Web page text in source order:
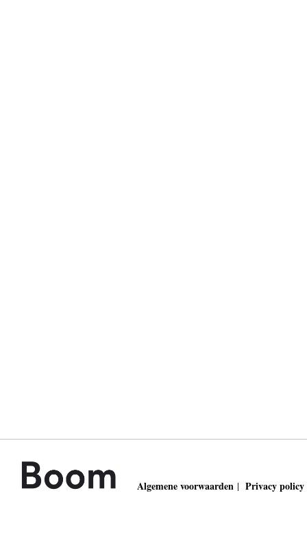
Algemene voorwaarden | Privacy policy